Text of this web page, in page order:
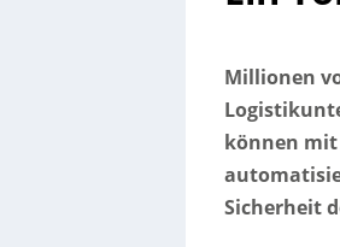
Millionen
können mit
Sicherheit